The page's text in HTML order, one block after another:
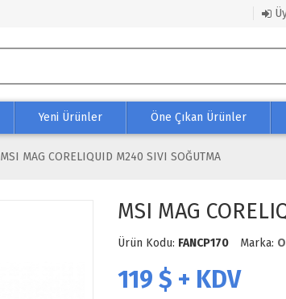
Yeni Ürünler Öne Çıkan Ürünler
MSI MAG CORELIQUID M240 SIVI SOĞUTMA
MSI MAG
Ürün Kodu: FANCP170 Marka:
119 $ + KDV